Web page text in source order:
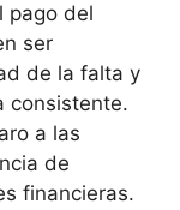
pago del
ser
de la falta y
consistente.
a las
de
financieras.